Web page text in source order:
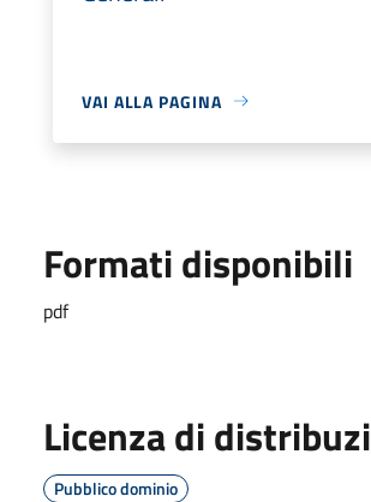
VAI ALLA PAGINA
Formati disponibili
pdf
Licenza di
Pubblico dominio